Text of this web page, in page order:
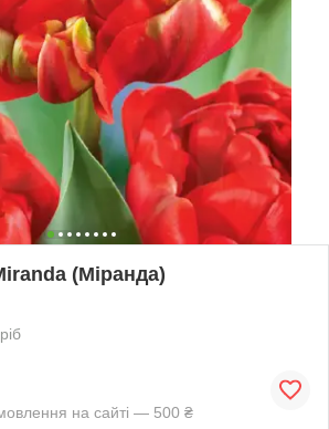
(Міранда)
на сайті — 500 ₴